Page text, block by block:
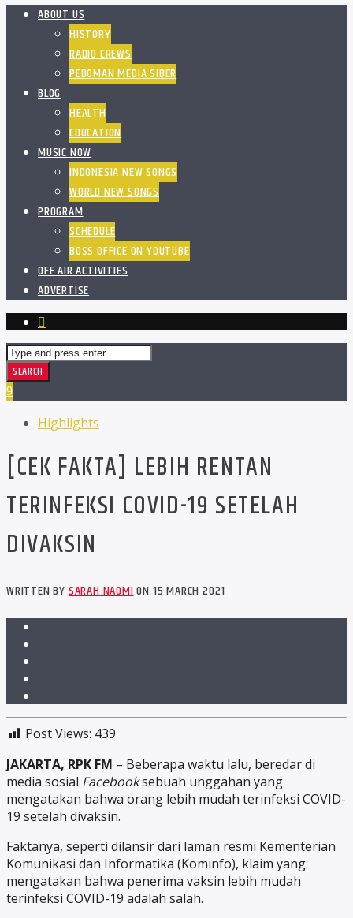
ABOUT US
HISTORY
RADIO CREWS
PEDOMAN MEDIA SIBER
BLOG
HEALTH
EDUCATION
MUSIC NOW
INDONESIA NEW SONGS
WORLD NEW SONGS
PROGRAM
SCHEDULE
BOSS OFFICE ON YOUTUBE
OFF AIR ACTIVITIES
ADVERTISE
Highlights
[CEK FAKTA] LEBIH RENTAN
TERINFEKSI COVID-19 SETELAH
DIVAKSIN
WRITTEN BYSARAH NAOMION 15 MARCH 2021
Post Views: 439
JAKARTA, RPK FM – Beberapa waktu lalu, beredar di
media sosial Facebooksebuah unggahan yang
mengatakan bahwa orang lebih mudah terinfeksi COVID-
19 setelah divaksin.
Faktanya, seperti dilansir dari laman resmi Kementerian
Komunikasi dan Informatika (Kominfo), klaim yang
mengatakan bahwa penerima vaksin lebih mudah
terinfeksi COVID-19 adalah salah.